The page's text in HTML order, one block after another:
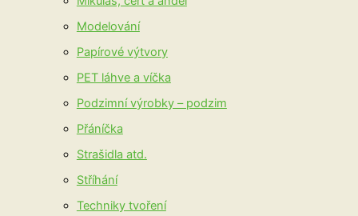
Modelování
Papírové výtvory
PET láhve a víčka
Podzimní výrobky – podzim
Přáníčka
Strašidla atd.
Stříhání
Techniky tvoření